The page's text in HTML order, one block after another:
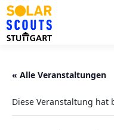
Zum
Inhalt
springen
« Alle Veranstaltungen
Diese Veranstaltung